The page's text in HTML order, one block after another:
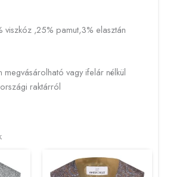
viszkóz ,25% pamut,3% elasztán
megvásárolható vagy ifelár nélkül
raktárról